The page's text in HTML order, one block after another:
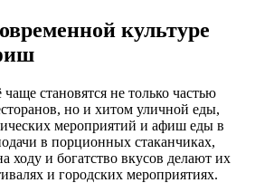
культуре
становятся не только частью
но и хитом уличной еды,
мероприятий и афиш еды в
в порционных стаканчиках,
ходу и богатство вкусов делают их
и городских мероприятиях.